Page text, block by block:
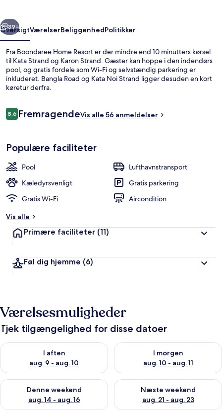
Næste
39+
OversigtVærelserBeliggenhedPolitikker
Fra Boondaree Home Resort er der mindre end 10 minutters kørsel
til Kata Strand og Karon Strand. Gæster kan hoppe i den indendørs
pool, og gratis fordele som Wi-Fi og selvstændig parkering er
inkluderet. Bangla Road og Kata Noi Strand ligger desuden en kort
køretur derfra.
Anmeldelser
8,68,6 ud af 10.
FremragendeVis alle 56 anmeldelser
Populære faciliteter
Pool
Lufthavnstransport
Kæledyrsvenligt
Gratis parkering
Gratis Wi-Fi
Aircondition
Vis alle
Primære faciliteter (11)
Føl dig hjemme (6)
Værelsesmuligheder
Tjek tilgængelighed for disse datoer
I aften
aug. 9 - aug. 10
Tjek tilgængelighed for i aften aug. 9 - aug. 10
I morgen
aug. 10 - aug. 11
Tjek tilgængelighed for i
Denne weekend
aug. 14 - aug. 16
Tjek tilgængelighed for denne weekend aug. 14 - aug. 16
Næste weekend
aug. 21 - aug. 23
Tjek tilgængelighed for næste